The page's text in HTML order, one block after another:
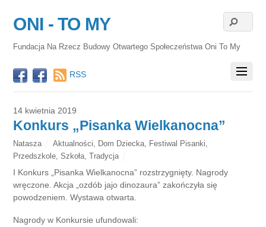
ONI - TO MY
Fundacja Na Rzecz Budowy Otwartego Społeczeństwa Oni To My
RSS
14 kwietnia 2019
Konkurs „Pisanka Wielkanocna”
Natasza Aktualności Dom Dziecka Festiwal Pisanki
Przedszkole ,Szkoła ,Tradycja
I Konkurs „Pisanka Wielkanocna” rozstrzygnięty. Nagrody
wręczone. Akcja „ozdób jajo dinozaura” zakończyła się
powodzeniem. Wystawa otwarta.
Nagrody w Konkursie ufundowali: